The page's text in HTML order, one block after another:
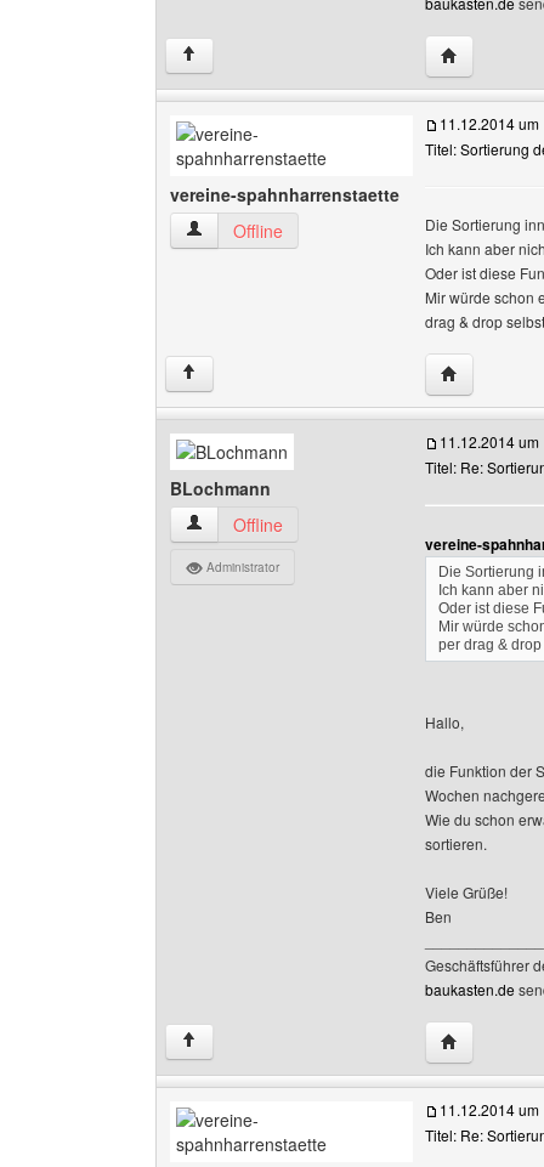
↑ Website
vereine-spahnharrenstaette
vereine-spahnharrenstaette Benutzer-Profile
Offline
11.12.2014 um
Titel: Sortierung
Die Sortierung
Ich kann aber
Oder ist diese
Mir würde schon
drag & drop
↑ Website
BLochmann
BLochmann Benutzer-Profile anzeigen
Offline
Administrator
11.12.2014 um
Titel: Re:
vereine-
Die Sortierung
Ich kann aber
Oder ist diese
Mir würde
per drag &
Hallo,
die Funktion der
Wochen
Wie du schon
sortieren.
Viele Grüße!
Ben
Geschäftsführer
baukasten.de
↑ Website
11.12.2014 um
Titel: Re: